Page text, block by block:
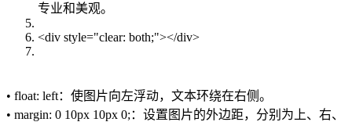
专业和美观。
<div style="clear: both;"></div>
• float: left：使图片向左浮动，文本环绕在右侧。
• margin: 0 10px 10px 0;：设置图片的外边距，分别为上、右、